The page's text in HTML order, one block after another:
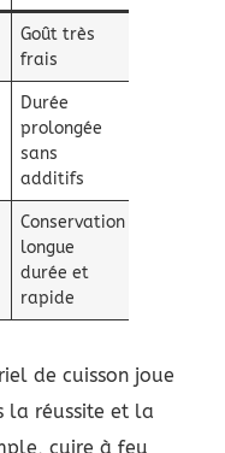
Goût très
frais
Durée
prolongée
sans
additifs
Conservation
longue
durée et
rapide
de cuisson joue
la réussite et la
cuire à feu